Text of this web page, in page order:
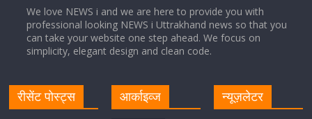
सीएम धामी ने हरिद्वार में शिवभक्तों का हेलिकॉप्टर से पुष्पवर्षा और पैर
धोकर किया स्वागत
We love NEWS i and we are here to provide you with
professional looking NEWS i Uttrakhand news so that you
can take your website one step ahead. We focus on
simplicity, elegant design and clean code.
रीसेंट पोस्ट्स आर्काइव्ज न्यूज़लेटर